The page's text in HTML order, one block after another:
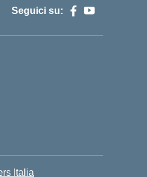
Seguici su:
Italia